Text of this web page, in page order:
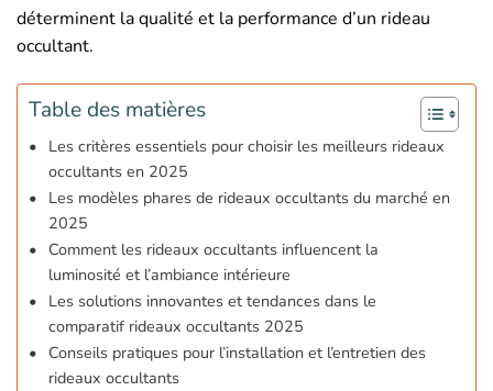
déterminent la qualité et la performance d’un rideau
occultant.
Table des matières
Les critères essentiels pour choisir les meilleurs rideaux
occultants en 2025
Les modèles phares de rideaux occultants du marché en
2025
Comment les rideaux occultants influencent la
luminosité et l’ambiance intérieure
Les solutions innovantes et tendances dans le
comparatif rideaux occultants 2025
Conseils pratiques pour l’installation et l’entretien des
rideaux occultants